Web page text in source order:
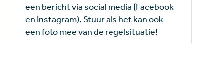
een bericht via social media (Facebook
en Instagram). Stuur als het kan ook
een foto mee van de regelsituatie!